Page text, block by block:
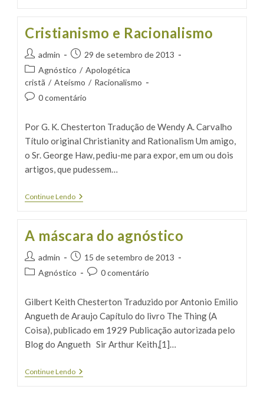
Ar
Cristianismo e Racionalismo
Autor
do
post:
admin
Post
publicado:
29 de setembro de 2013
Categoria
do
post:
Agnóstico / Apologética
cristã / Ateísmo / Racionalismo
Comentários
post:
0 comentário
Por G. K. Chesterton Tradução de Wendy A. Carvalho
Título original Christianity and Rationalism Um amigo,
o Sr. George Haw, pediu-me para expor, em um ou dois
artigos, que pudessem…
Continue LendoCristianismo
A máscara do agnóstico
Autor
do
admin
Post
publicado:
15 de setembro de 2013
Categoria
post:
Agnóstico
Comentários
post:
0 comentário
Gilbert Keith Chesterton Traduzido por Antonio Emilio
Angueth de Araujo Capítulo do livro The Thing (A
Coisa), publicado em 1929 Publicação autorizada pelo
Blog do Angueth Sir Arthur Keith,[1]…
Continue LendoA